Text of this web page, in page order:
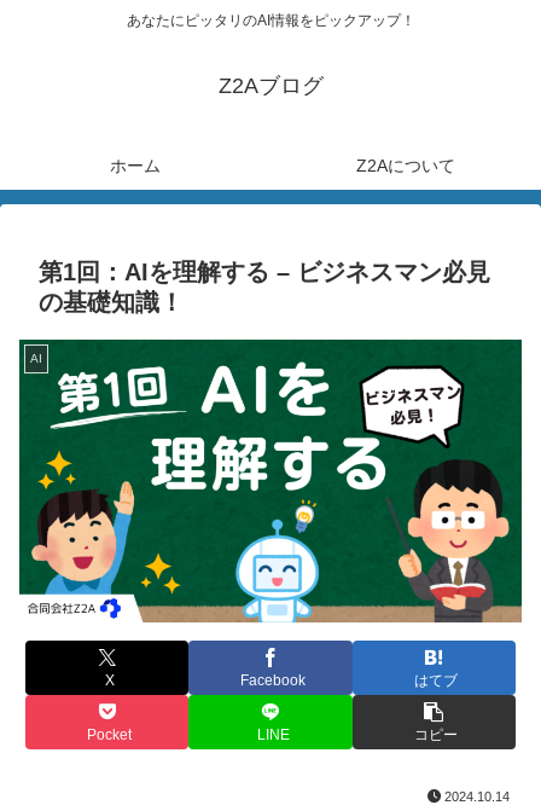
あなたにピッタリのAI情報をピックアップ！
Z2Aブログ
ホーム Z2Aについて
第1回：AIを理解する – ビジネスマン必見
の基礎知識！
AI
X Facebook はてブ
Pocket LINE コピー
2024.10.14